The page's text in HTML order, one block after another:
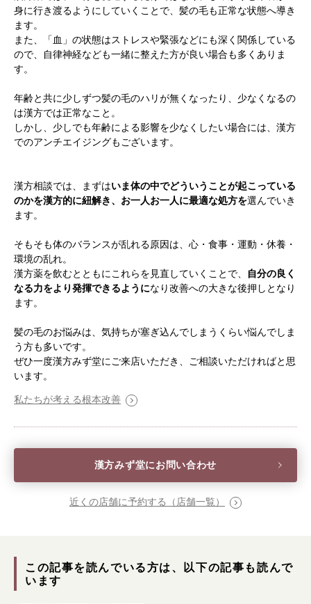
根本から身体を整えるとは
店舗を探す
お知らせ イベント・講座
漢方を知る
採用情報 オンラインショップ
お問い合わせ
身に行き渡るようにしていくことで、髪の毛も正常な状態へ導き
ます。
また、「血」の状態はストレスや緊張などにも深く関係している
ので、自律神経なども一緒に整えた方が良い場合も多くありま
す。
年齢と共に少しずつ髪の毛のハリが無くなったり、少なくなるの
は漢方では正常なこと。
しかし、少しでも年齢による影響を少なくしたい場合には、漢方
でのアンチエイジングもございます。
漢方相談では、まずはいま体の中でどういうことが起こっている
のかを漢方的に紐解き、お一人お一人に最適な処方を選んでいき
ます。
そもそも体のバランスが乱れる原因は、心・食事・運動・休養・
環境の乱れ。
漢方薬を飲むとともにこれらを見直していくことで、
自分の良く
なる力をより発揮できるようになり改善への大きな後押しとなり
ます。
髪の毛のお悩みは、気持ちが塞ぎ込んでしまうくらい悩んでしま
う方も多いです。
ぜひ一度漢方みず堂にご来店いただき、ご相談いただければと思
います。
私たちが考える根本改善
漢方みず堂にお問い合わせ
近くの店舗に予約する（店舗一覧）
この記事を読んでいる方は、以下の記事も読んで
います